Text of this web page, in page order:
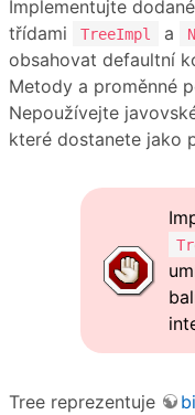
Implementujte dodané
třídami TreeImpl a
obsahovat defaultní
Metody a proměnné
Nepoužívejte
které dostanete jako
Tree reprezentuje